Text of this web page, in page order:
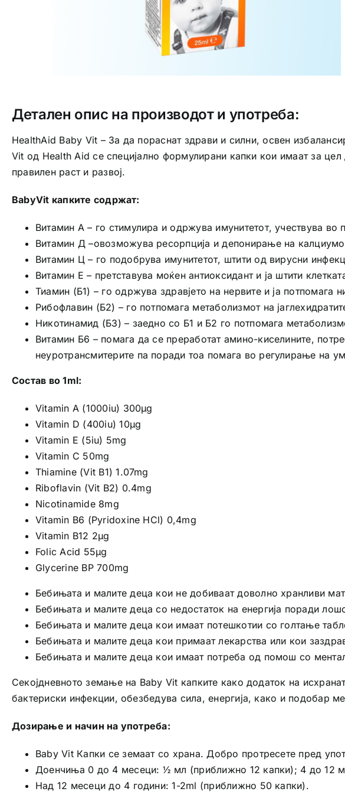
Детален опис на производот и употреба:
HealthAid Baby Vit – За да пораснат здрави и силни, освен
Vit од Health Aid се специјално формулирани капки кои имаат за
правилен раст и развој.
BabyVit капките содржат:
Витaмин А – го стимулира и одржува имунитетот, учествува
Витамин Д –овозможува ресорпција и депонирање на
Витамин Ц – го подобрува имунитетот, штити од вирусни
Витамин Е – претставува моќен антиоксидант и ја штити
Тиамин (Б1) – го одржува здравјето на нервите и ја потпомага
Рибофлавин (Б2) – го потпомага метаболизмот на
Никотинамид (Б3) – заедно со Б1 и Б2 го потпомага
Витамин Б6 – помага да се преработат амино-киселините,
неуротрансмитерите па поради тоа помага во регулирање на
Состав во 1ml:
Vitamin A (1000iu) 300μg
Vitamin D (400iu) 10μg
Vitamin E (5iu) 5mg
Vitamin C 50mg
Thiamine (Vit B1) 1.07mg
Riboflavin (Vit B2) 0.4mg
Nicotinamide 8mg
Vitamin B6 (Pyridoxine HCl) 0,4mg
Vitamin B12 2μg
Folic Acid 55μg
Glycerine BP 700mg
Бебињата и малите деца кои не добиваат доволно хранливи
Бебињата и малите деца со недостаток на енергија поради
Бебињата и малите деца кои имаат потешкотии со голтање
Бебињата и малите деца кои примаат лекарства или кои
Бебињата и малите деца кои имаат потреба од помош со
Секојдневното земање на Baby Vit капките како додаток на
бактериски инфекции, обезбедува сила, енергија, како и подобар
Дозирање и начин на употреба:
Baby Vit Капки се земаат со храна. Добро протресете пред
Доенчиња 0 до 4 месеци: ½ мл (приближно 12 капки); 4 до 12
Над 12 месеци до 4 години: 1-2ml (приближно 50 капки).